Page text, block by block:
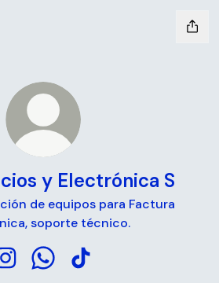
y Electrónica S
de equipos para Factura
soporte técnico.